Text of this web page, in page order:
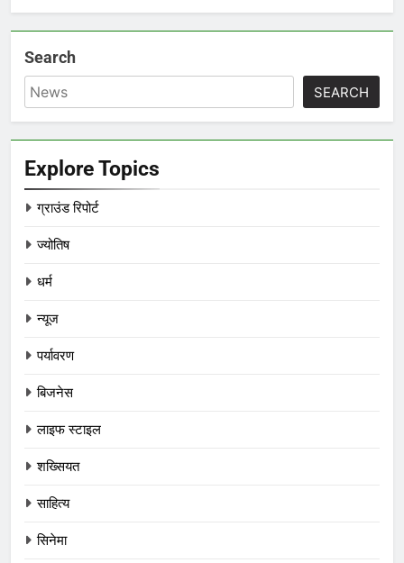
Search
SEARCH
Explore Topics
ग्राउंड रिपोर्ट
ज्योतिष
धर्म
न्यूज
पर्यावरण
बिजनेस
लाइफ स्टाइल
शख्सियत
साहित्य
सिनेमा